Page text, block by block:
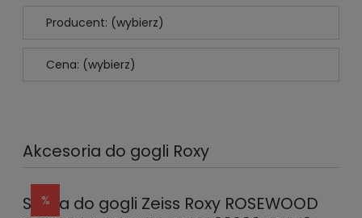
Producent: (wybierz)
Cena: (wybierz)
Akcesoria do gogli Roxy
Szyba do gogli Zeiss Roxy ROSEWOOD